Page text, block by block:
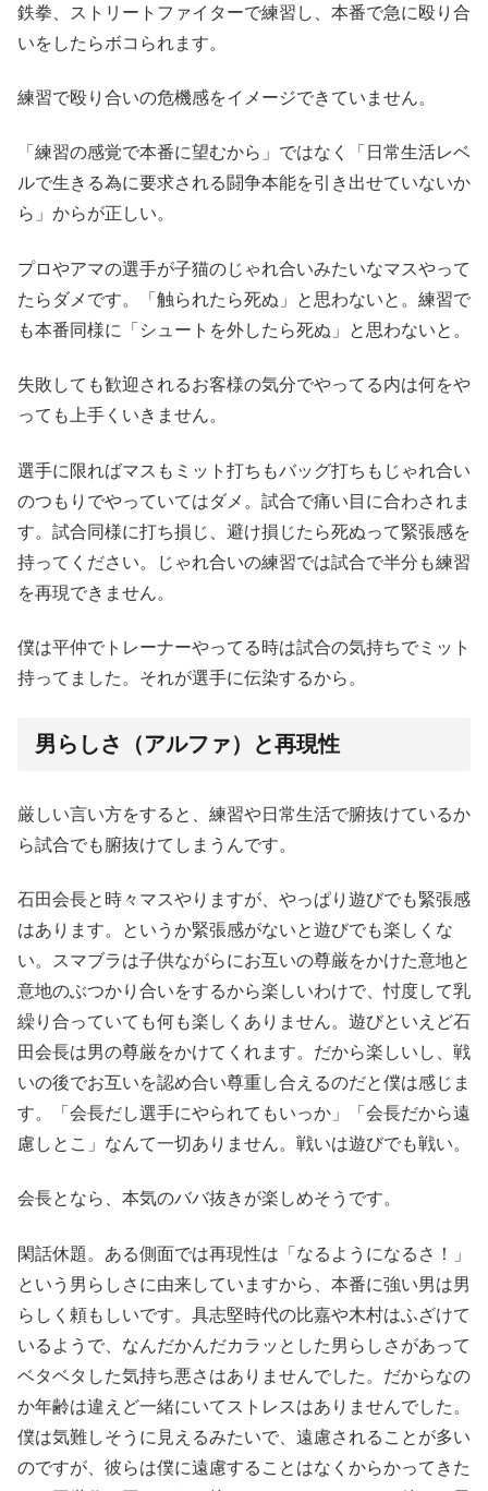
鉄拳、ストリートファイターで練習し、本番で急に殴り合
いをしたらボコられます。
練習で殴り合いの危機感をイメージできていません。
「練習の感覚で本番に望むから」ではなく「日常生活レベ
ルで生きる為に要求される闘争本能を引き出せていないか
ら」からが正しい。
プロやアマの選手が子猫のじゃれ合いみたいなマスやって
たらダメです。「触られたら死ぬ」と思わないと。練習で
も本番同様に「シュートを外したら死ぬ」と思わないと。
失敗しても歓迎されるお客様の気分でやってる内は何をや
っても上手くいきません。
選手に限ればマスもミット打ちもバッグ打ちもじゃれ合い
のつもりでやっていてはダメ。試合で痛い目に合わされま
す。試合同様に打ち損じ、避け損じたら死ぬって緊張感を
持ってください。じゃれ合いの練習では試合で半分も練習
を再現できません。
僕は平仲でトレーナーやってる時は試合の気持ちでミット
持ってました。それが選手に伝染するから。
男らしさ（アルファ）と再現性
厳しい言い方をすると、練習や日常生活で腑抜けているか
ら試合でも腑抜けてしまうんです。
石田会長と時々マスやりますが、やっぱり遊びでも緊張感
はあります。というか緊張感がないと遊びでも楽しくな
い。スマブラは子供ながらにお互いの尊厳をかけた意地と
意地のぶつかり合いをするから楽しいわけで、忖度して乳
繰り合っていても何も楽しくありません。遊びといえど石
田会長は男の尊厳をかけてくれます。だから楽しいし、戦
いの後でお互いを認め合い尊重し合えるのだと僕は感じま
す。「会長だし選手にやられてもいっか」「会長だから遠
慮しとこ」なんて一切ありません。戦いは遊びでも戦い。
会長となら、本気のババ抜きが楽しめそうです。
閑話休題。ある側面では再現性は「なるようになるさ！」
という男らしさに由来していますから、本番に強い男は男
らしく頼もしいです。具志堅時代の比嘉や木村はふざけて
いるようで、なんだかんだカラッとした男らしさがあって
ベタベタした気持ち悪さはありませんでした。だからなの
か年齢は違えど一緒にいてストレスはありませんでした。
僕は気難しそうに見えるみたいで、遠慮されることが多い
のですが、彼らは僕に遠慮することはなくからかってきた